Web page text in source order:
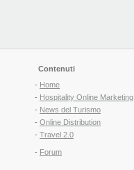
Contenuti
- Home
- Hospitality Online Marketing
- News del Turismo
- Online Distribution
- Travel 2.0
- Forum